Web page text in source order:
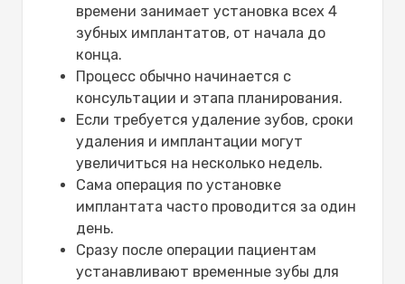
времени занимает установка всех 4
зубных имплантатов, от начала до
конца.
Процесс обычно начинается с
консультации и этапа планирования.
Если требуется удаление зубов, сроки
удаления и имплантации могут
увеличиться на несколько недель.
Сама операция по установке
имплантата часто проводится за один
день.
Сразу после операции пациентам
устанавливают временные зубы для